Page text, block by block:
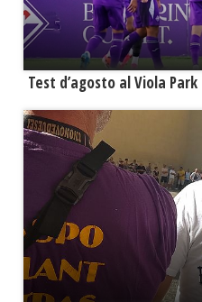
Test d’agosto al Viola